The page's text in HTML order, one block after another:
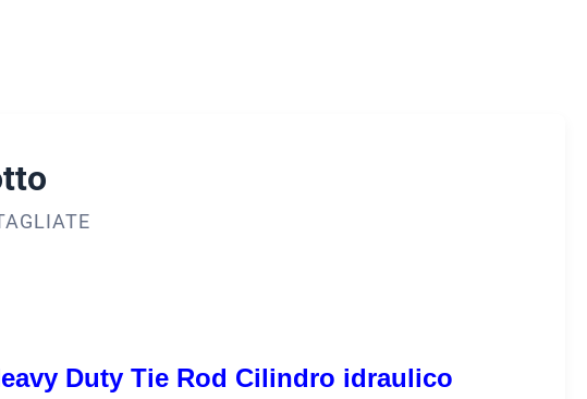
Duty Tie Rod Cilindro idraulico